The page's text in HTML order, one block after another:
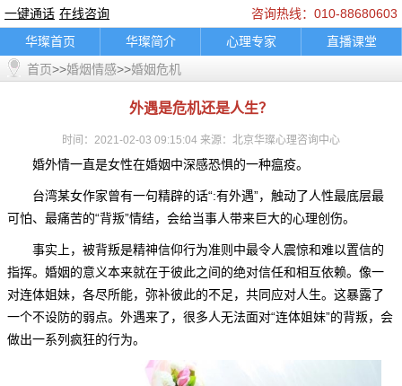
一键通话 在线咨询
咨询热线：010-88680603
华璨首页
华璨简介 心理专家
直播课堂
精彩推荐
咨询指南
婚烟情感 孩子教育
一键通话
轮播图片banner 底部图片
首页>>婚烟情感>>婚姻危机
外遇是危机还是人生？
时间：2021-02-03 09:15:04 来源：北京华璨心理咨询中心
婚外情一直是女性在婚姻中深感恐惧的一种瘟疫。
台湾某女作家曾有一句精辟的话“:有外遇”，触动了人性最底层最
可怕、最痛苦的“背叛”情结，会给当事人带来巨大的心理创伤。
事实上，被背叛是精神信仰行为准则中最令人震惊和难以置信的
指挥。婚姻的意义本来就在于彼此之间的绝对信任和相互依赖。像一
对连体姐妹，各尽所能，弥补彼此的不足，共同应对人生。这暴露了
一个不设防的弱点。外遇来了，很多人无法面对“连体姐妹”的背叛，会
做出一系列疯狂的行为。